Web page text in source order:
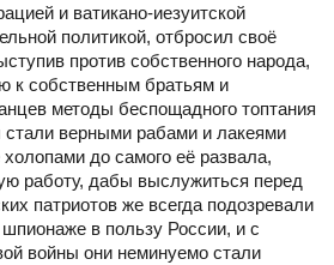
и ватикано-иезуитской
политикой, отбросил своё
против собственного народа,
к собственным братьям и
методы беспощадного топтания
стали верными рабами и лакеями
до самого её развала,
работу, дабы выслужиться перед
патриотов же всегда подозревали
в пользу России, и с
войны они неминуемо стали